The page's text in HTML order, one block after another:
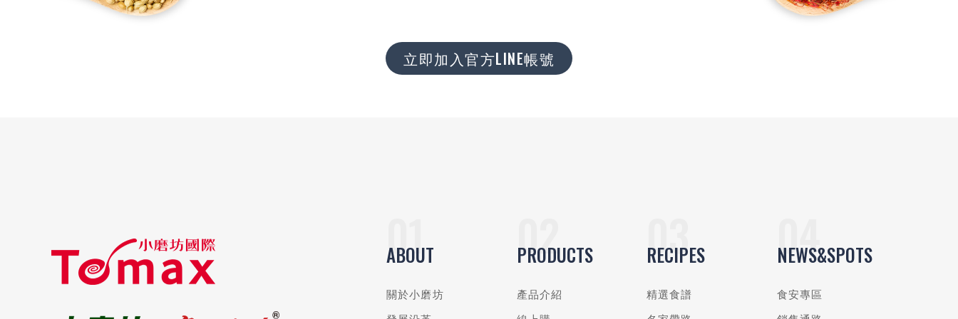
立即加入官方LINE帳號
ABOUT
關於小磨坊
PRODUCTS
產品介紹
RECIPES
精選食譜
NEWS&SPOTS
食安專區